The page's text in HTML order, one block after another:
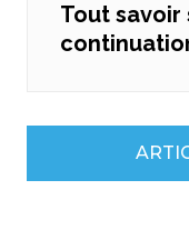
Next
post:
Tout